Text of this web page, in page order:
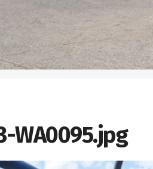
WA0095.jpg